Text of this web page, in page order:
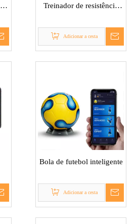
Treinador de resistência
Adicionar a cesta
Bola de futebol inteligente
Adicionar a cesta